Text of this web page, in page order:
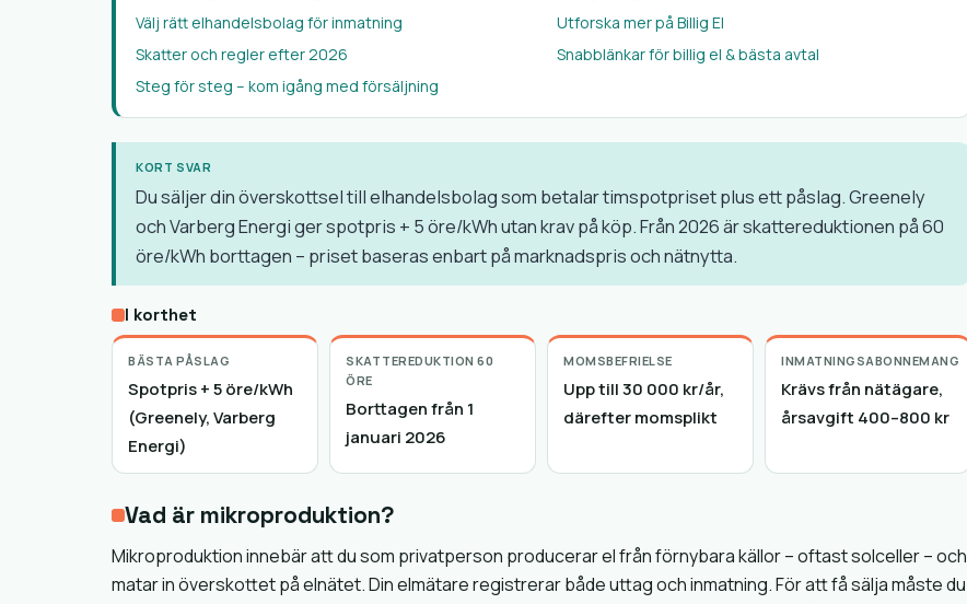
Välj rätt elhandelsbolag för inmatning
Skatter och regler efter 2026
Steg för steg – kom igång med försäljning
Utforska mer på Billig El
Snabblänkar för billig el & bästa avtal
KORT SVAR
Du säljer din överskottsel till elhandelsbolag som betalar timspotpriset plus ett påslag. Greenely
och Varberg Energi ger spotpris + 5 öre/kWh utan krav på köp. Från 2026 är skattereduktionen på 60
öre/kWh borttagen – priset baseras enbart på marknadspris och nätnytta.
I korthet
BÄSTA PÅSLAG
Spotpris + 5 öre/kWh
(Greenely, Varberg
Energi)
SKATTEREDUKTION 60
ÖRE
Borttagen från 1
januari 2026
MOMSBEFRIELSE
Upp till 30 000 kr/år,
därefter momsplikt
INMATNINGSABONNEMANG
Krävs från nätägare,
årsavgift 400–800 kr
Vad är mikroproduktion?
Mikroproduktion innebär att du som privatperson producerar el från förnybara källor – oftast solceller – och
matar in överskottet på elnätet. Din elmätare registrerar både uttag och inmatning. För att få sälja måste du